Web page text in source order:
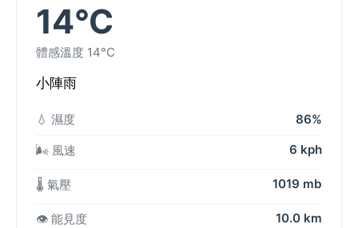
14°C
體感溫度 14°C
小陣雨
💧 濕度 86%
🌬️ 風速 6 kph
🌡️ 氣壓 1019 mb
👁️ 能見度 10.0 km